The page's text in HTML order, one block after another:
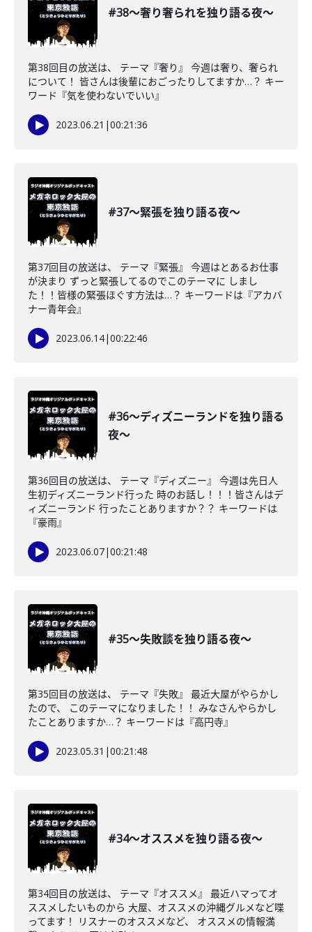
#38〜奢り奢られを独り語る夜〜
第38回目の放送は、 テーマ『奢り』 今週は奢り、奢られ
について！ 皆さんは後輩におごったりしてますか…？ キー
ワード『気を使わないでいい』
2023.06.21 |00:21:36
#37〜緊張を独り語る夜〜
第37回目の放送は、 テーマ『緊張』 今週はとあるお仕事
が決まり ずっと緊張してるのでこのテーマに しまし
た！！皆様の緊張ほぐす方法は…？ キーワードは『アカバ
ナー青年会』
2023.06.14|00:22:46
#36〜ディズニーランドを独り語る
夜〜
第36回目の放送は、 テーマ『ディズニー』 今週は先日人
生初ディズニーランド行った 時のお話し！！！皆さんはデ
ィズニーランド 行ったことありますか？？ キーワードは
『豪雨』
2023.06.07|00:21:48
#35〜失敗談を独り語る夜〜
第35回目の放送は、 テーマ『失敗』 最近大屋がやらかし
たので、 このテーマになりました！！ みなさんやらかし
たことありますか…？ キーワードは『高円寺』
2023.05.31 |00:21:48
#34〜オススメを独り語る夜〜
第34回目の放送は、 テーマ『オススメ』 最近ハマってオ
ススメしたいものから 大屋、オススメの沖縄グルメなど喋
ってます！ リスナーのオススメなど、 オススメの情報満